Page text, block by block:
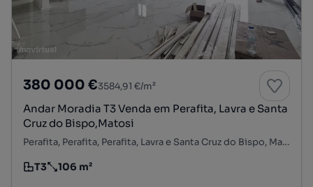
380 000 €3584,91 €/m²
Andar Moradia T3 Venda em Perafita, Lavra e Santa
Cruz do Bispo,Matosi
Perafita, Perafita, Perafita, Lavra e Santa Cruz do Bispo, Matosinhos, Porto
Tipologia
T3
Preço por metro quadrado
106 m²